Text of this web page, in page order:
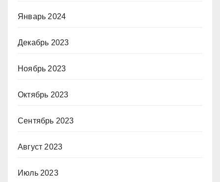
Январь 2024
Декабрь 2023
Ноябрь 2023
Октябрь 2023
Сентябрь 2023
Август 2023
Июль 2023